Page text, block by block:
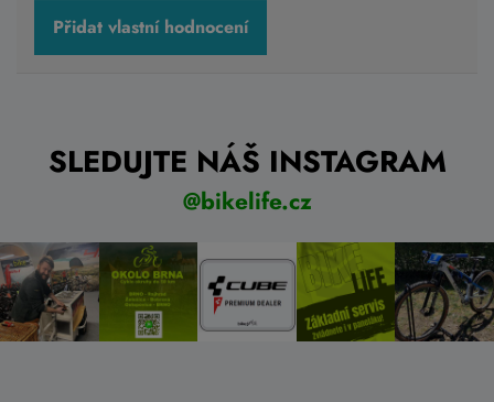
Přidat vlastní hodnocení
SLEDUJTE NÁŠ INSTAGRAM
@bikelife.cz